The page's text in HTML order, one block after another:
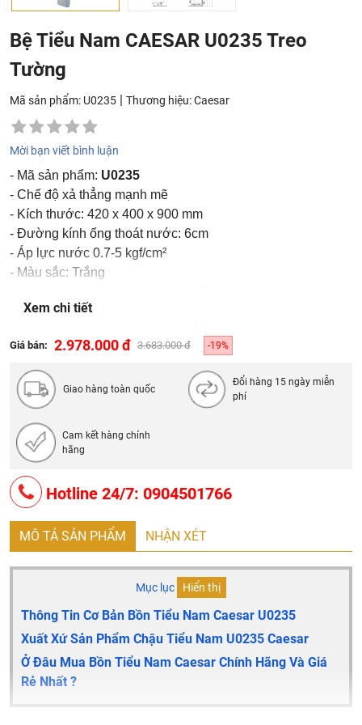
Bệ Tiểu Nam CAESAR U0235 Treo
Tường
Mã sản phẩm: U0235 | Thương hiệu:Caesar
Mời bạn viết bình luận
- Mã sản phẩm: U0235
- Chế độ xả thẳng mạnh mẽ
- Kích thước: 420 x 400 x 900 mm
- Đường kính ống thoát nước: 6cm
- Áp lực nước 0.7-5 kgf/cm²
- Màu sắc: Trắng
Xem chi tiết
Giá bán: 2.978.000 đ 3.683.000 đ -19%
Giao hàng toàn quốc
Đổi hàng 15 ngày miễn
phí
Cam kết hàng chính
hãng
Hotline 24/7: 0904501766
MÔ TẢ SẢN PHẨM NHẬN XÉT
Mục lục Hiển thị
Thông Tin Cơ Bản Bồn Tiểu Nam Caesar U0235
Xuất Xứ Sản Phẩm Chậu Tiểu Nam U0235 Caesar
Ở Đâu Mua Bồn Tiểu Nam Caesar Chính Hãng Và Giá
Rẻ Nhất ?